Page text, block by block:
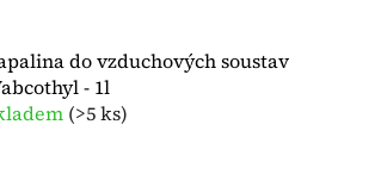
do vzduchových soustav
- 1l
(>5 ks)